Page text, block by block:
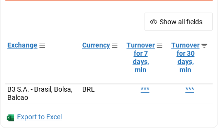
Show all fields
Exchange Currency
Turnover
for 7
days,
mln
Turnover
for 30
days,
mln
B3 S.A. - Brasil, Bolsa,
Balcao
BRL *** ***
Export to Excel